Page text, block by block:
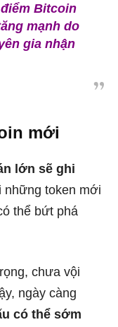
Bitcoin
mạnh do
gia nhận
mới
lớn sẽ ghi
những token mới
thể bứt phá
chưa vội
ngày càng
có thể sớm